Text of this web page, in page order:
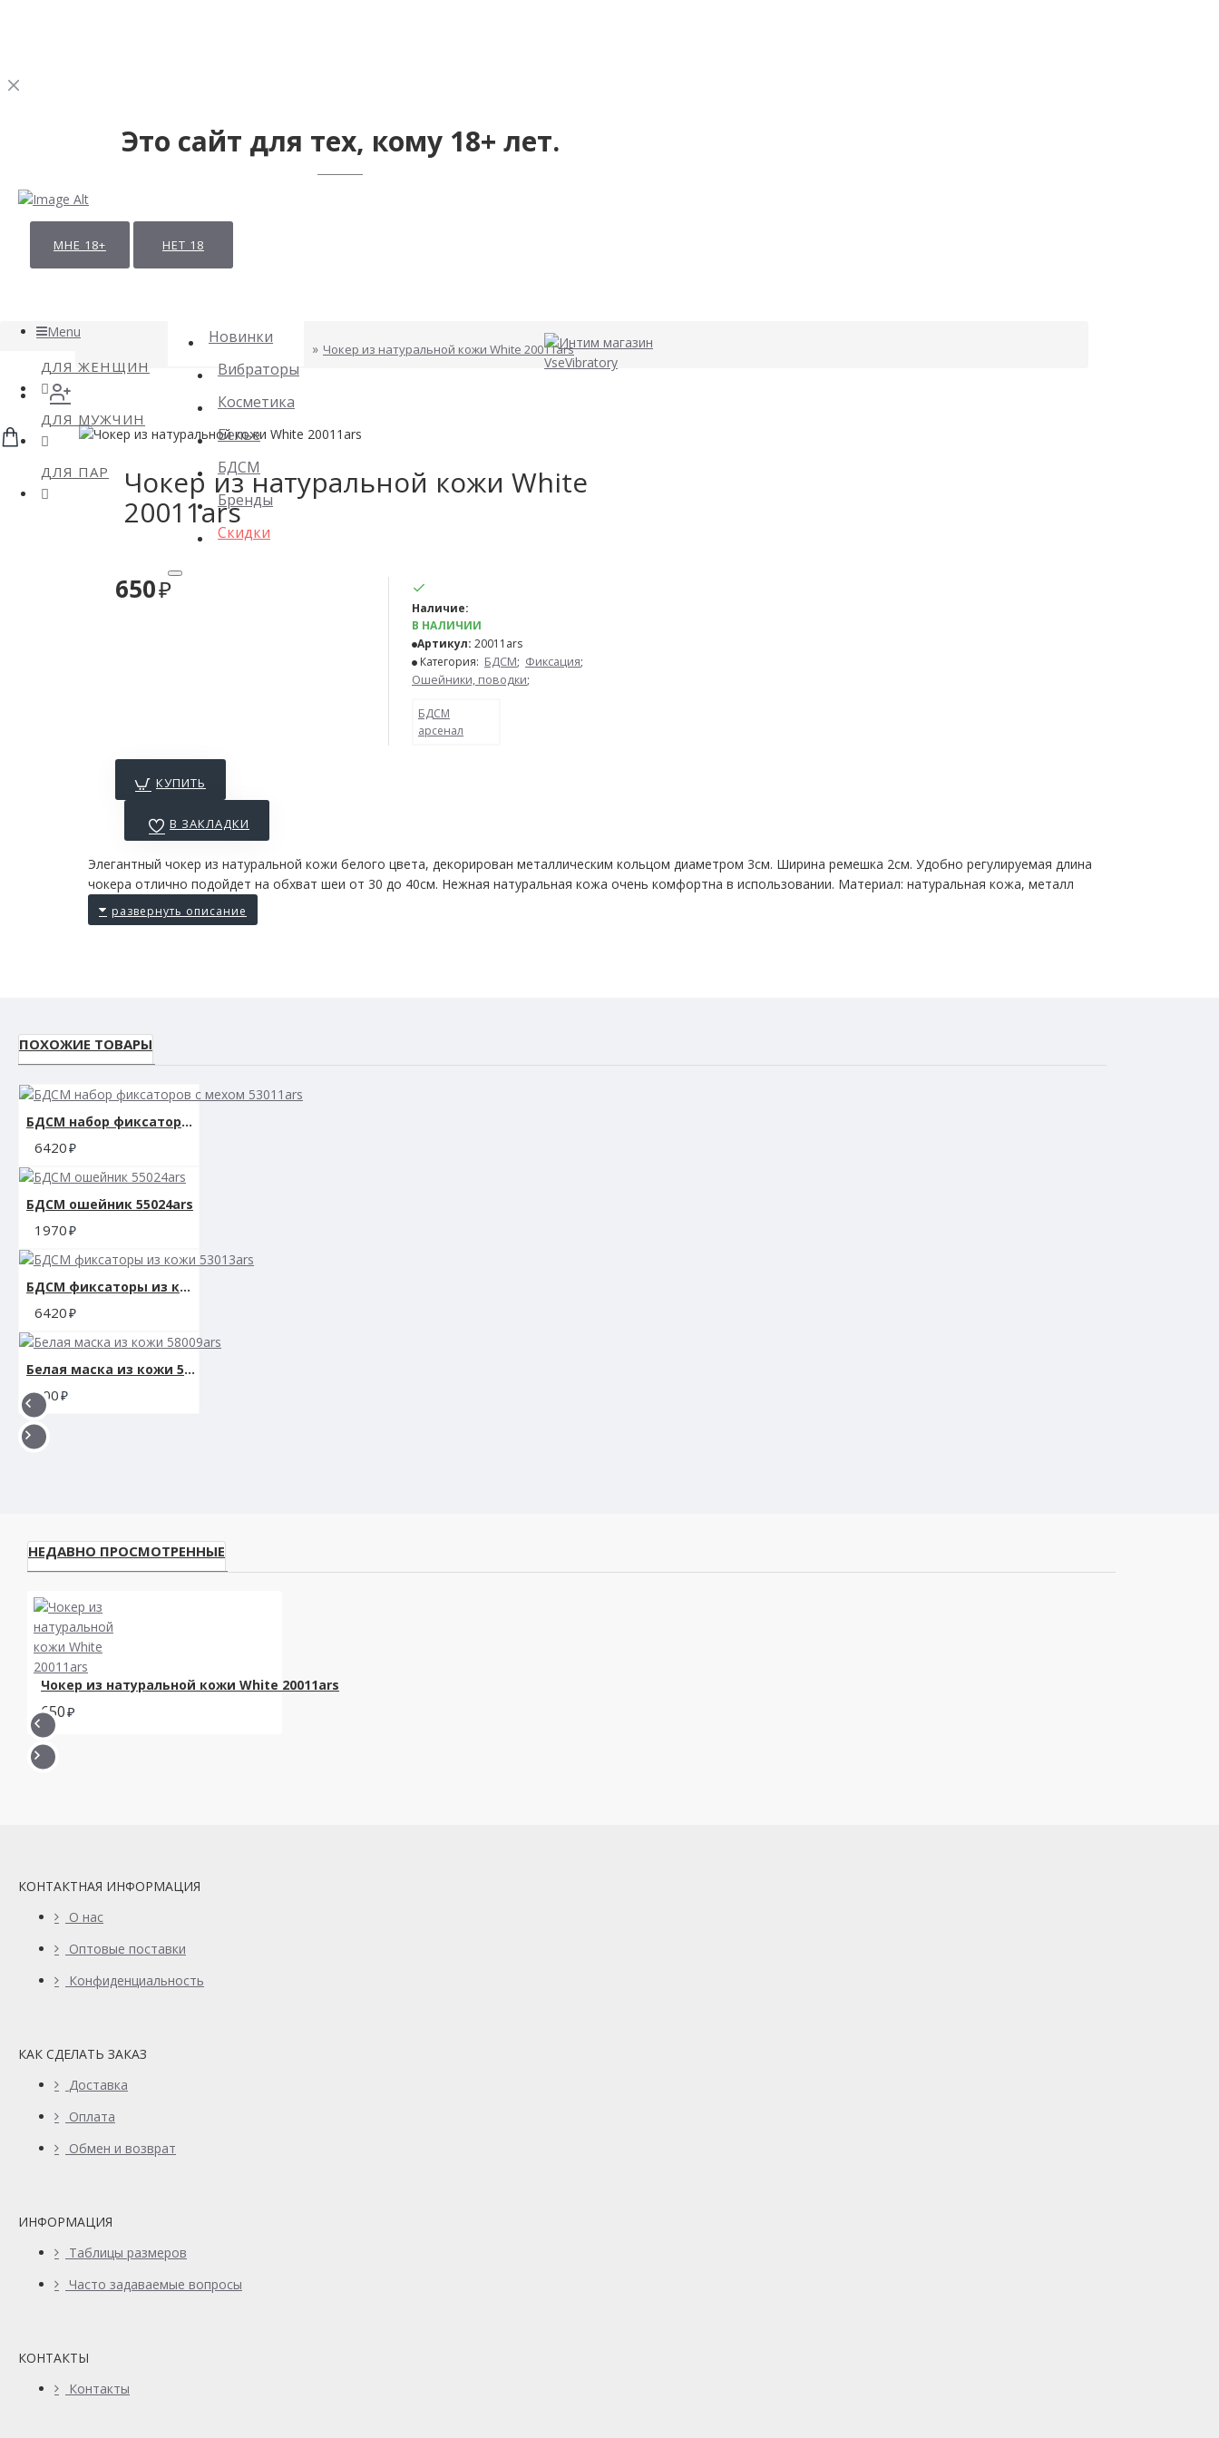
Это сайт для тех, кому 18+ лет.
МНЕ 18+ НЕТ 18
Menu
ДЛЯ ЖЕНЩИН
ДЛЯ МУЖЧИН
ДЛЯ ПАР
Новинки
Вибраторы
Косметика
Белье
БДСМ
Бренды
Скидки
Чокер из натуральной кожи White 20011ars
Чокер из натуральной кожи White
20011ars
650
Наличие:
В НАЛИЧИИ
Артикул: 20011ars
Категория: БДСМ; Фиксация;
Ошейники, поводки;
БДСМ
арсенал
КУПИТЬ
В ЗАКЛАДКИ
Элегантный чокер из натуральной кожи белого цвета, декорирован металлическим кольцом диаметром 3см. Ширина ремешка 2см. Удобно регулируемая длина
чокера отлично подойдет на обхват шеи от 30 до 40см. Нежная натуральная кожа очень комфортна в использовании. Материал: натуральная кожа, металл
ПОХОЖИЕ ТОВАРЫ
БДСМ набор фиксаторов с мехом 53011ars
6420
БДСМ ошейник 55024ars
1970
БДСМ фиксаторы из кожи 53013ars
6420
Белая маска из кожи 58009ars
900
НЕДАВНО ПРОСМОТРЕННЫЕ
Чокер из натуральной кожи White 20011ars
650
КОНТАКТНАЯ ИНФОРМАЦИЯ
О нас
Оптовые поставки
Конфиденциальность
КАК СДЕЛАТЬ ЗАКАЗ
Доставка
Оплата
Обмен и возврат
ИНФОРМАЦИЯ
Таблицы размеров
Часто задаваемые вопросы
КОНТАКТЫ
Контакты